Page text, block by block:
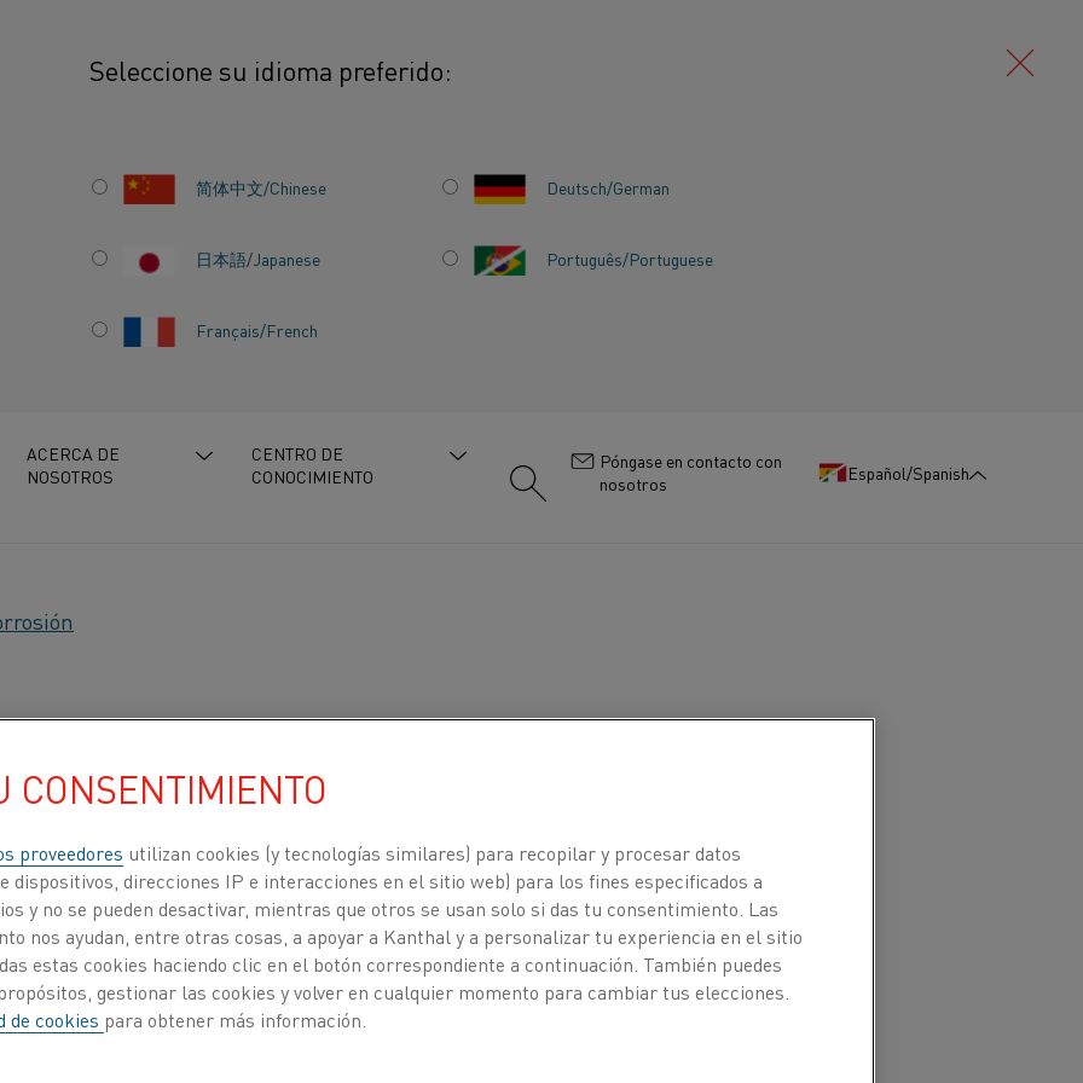
Seleccione su idioma preferido:
简体中文/Chinese Deutsch/German
日本語/Japanese Português/Portuguese
Français/French
ACERCA DE
NOSOTROS
CENTRO DE
CONOCIMIENTO
:
Póngase en contacto con
nosotros
Español/Spanish
Factores generales y factores específicos del horno
Y
resistivos , Materiales de calentamiento
depende de la aleación utilizada, la temperatura del elemento, el diseño
ambiente, el ciclo de calentamiento, el tipo de soporte del elemento, etc.
las aleaciones de calentamiento por resistencia forman una capa de óxido en
una posterior oxidación del material. Para cumplir esta función, la capa de
y resistir la difusión de gases así como de iones metálicos. También debe ser
bien al metal bajo las fluctuaciones de temperatura. Al equilibrar
elementos de aleación, se pueden lograr aleaciones con mayor vida útil,
de funcionamiento más altas y una resistencia mecánica mejorada a altas
CONSENTIMIENTO
proveedores utilizan cookies (y tecnologías similares) para recopilar y procesar datos
dispositivos, direcciones IP e interacciones en el sitio web) para los fines especificados a
y no se pueden desactivar, mientras que otros se usan solo si das tu consentimiento. Las
nos ayudan, entre otras cosas, a apoyar a Kanthal y a personalizar tu experiencia en el sitio
estas cookies haciendo clic en el botón correspondiente a continuación. También puedes
gestionar las cookies y volver en cualquier momento para cambiar tus elecciones.
de cookies para obtener más información.